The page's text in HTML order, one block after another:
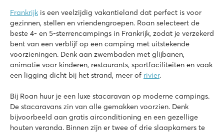
Le Domaine du Clarys
Frankrijk - Midden-Frankrijk - Vendée - Saint Jean de Monts
★ ★ ★ ★
Gaaf zwembad met toffe glijbanen en spacebowl!
Korte wandeling naar het mooie zandstrand
Le Soleil de la Méditerranée
Le Soleil de la Méditerranée
Frankrijk - Zuid-Frankrijk - Languedoc-Roussillon - Saint Cyprien
Frankrijk is een veelzijdig vakantieland dat perfect is voor
gezinnen, stellen en vriendengroepen. Roan selecteert de
beste 4- en 5-sterrencampings in Frankrijk, zodat je verzekerd
bent van een verblijf op een camping met uitstekende
voorzieningen. Denk aan zwembaden met glijbanen,
animatie voor kinderen, restaurants, sportfaciliteiten en vaak
een ligging dicht bij het strand, meer of rivier.
Bij Roan huur je een luxe stacaravan op moderne campings.
De stacaravans zin van alle gemakken voorzien. Denk
bijvoorbeeld aan gratis airconditioning en een gezellige
houten veranda. Binnen zijn er twee of drie slaapkamers te